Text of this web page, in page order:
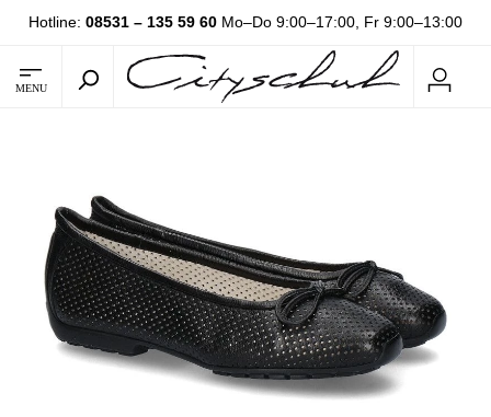
Hotline: 08531 – 135 59 60 Mo–Do 9:00–17:00, Fr 9:00–13:00
MENU